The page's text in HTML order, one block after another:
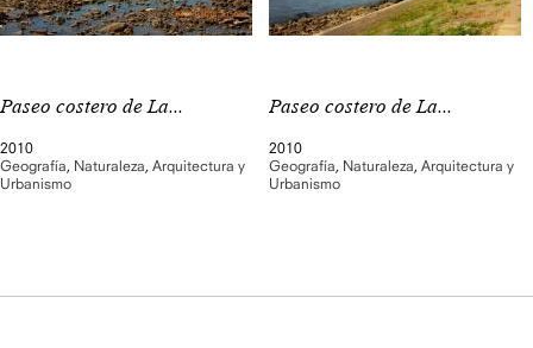
Paseo costero de La...
2010
Geografía, Naturaleza, Arquitectura y
Urbanismo
Paseo costero de La...
2010
Geografía, Naturaleza, Arquitectura y
Urbanismo